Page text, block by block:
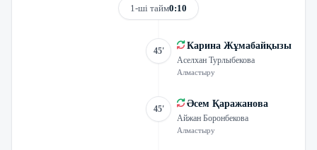
1-ші тайм0:10
45' Карина Жұмабайқызы
Аселхан Турлыбекова
Алмастыру
45' Әсем Қаражанова
Айжан Боронбекова
Алмастыру